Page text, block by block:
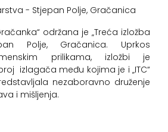
- Stjepan Polje, Gračanica
održana je „Treća izložba
Polje, Gračanica. Uprkos
prilikama, izložbi je
izlagača među kojima je i „ITC“
nezaboravno druženje
i mišljenja.